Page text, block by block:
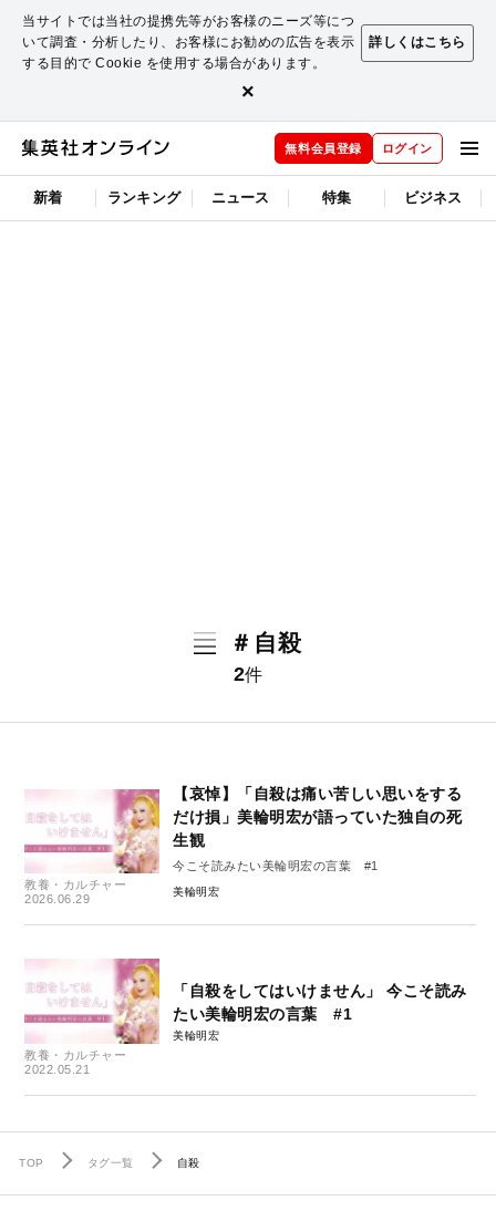
当サイトでは当社の提携先等がお客様のニーズ等につ
いて調査・分析したり、お客様にお勧めの広告を表示
する目的で Cookie を使用する場合があります。
詳しくはこちら
×
無料会員登録 ログイン
新着 ランキング ニュース 特集 ビジネス
＃自殺
2件
教養・カルチャー
2026.06.29
【哀悼】「自殺は痛い苦しい思いをする
だけ損」美輪明宏が語っていた独自の死
生観
今こそ読みたい美輪明宏の言葉 #1
美輪明宏
教養・カルチャー
2022.05.21
「自殺をしてはいけません」 今こそ読み
たい美輪明宏の言葉 #1
美輪明宏
TOP タグ一覧 自殺